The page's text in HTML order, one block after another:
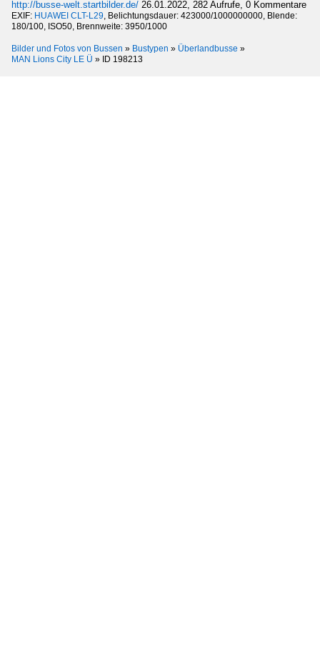
http://busse-welt.startbilder.de/ 26.01.2022, 282 Aufrufe, 0 Kommentare
EXIF: HUAWEI CLT-L29, Belichtungsdauer: 423000/1000000000, Blende:
180/100, ISO50, Brennweite: 3950/1000
Bilder und Fotos von Bussen » Bustypen » Überlandbusse »
MAN Lions City LE Ü » ID 198213